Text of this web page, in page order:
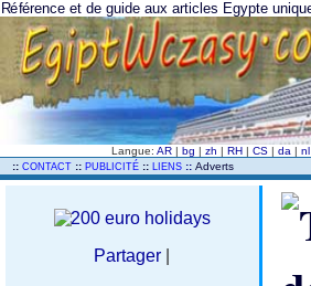
Référence et de guide aux articles Egypte
Langue:AR |bg |zh |RH |CS |da |nl
:: CONTACT :: PUBLICITÉ :: LIENS :: Adverts
Partager